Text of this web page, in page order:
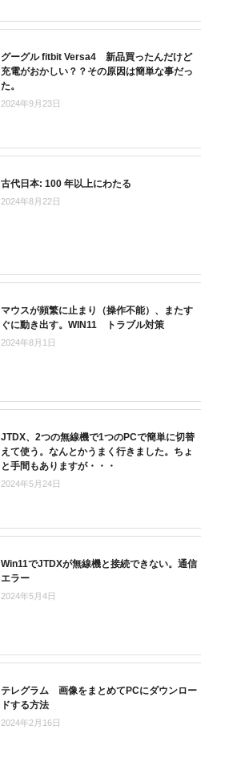
グーグル fitbit Versa4 新品買ったんだけど
充電がおかしい？？その原因は簡単な事だっ
た。
2024年9月23日
古代日本: 100 年以上にわたる
2024年8月22日
マウスが頻繁に止まり（操作不能）、またす
ぐに動き出す。WIN11 トラブル対策
2024年8月1日
JTDX、2つの無線機で1つのPCで簡単に切替
えて使う。なんとかうまく行きました。ちょ
と手間もありますが・・・
2024年5月24日
Win11でJTDXが無線機と接続できない。通信
エラー
2024年5月4日
テレグラム 画像をまとめてPCにダウンロー
ドする方法
2024年2月16日